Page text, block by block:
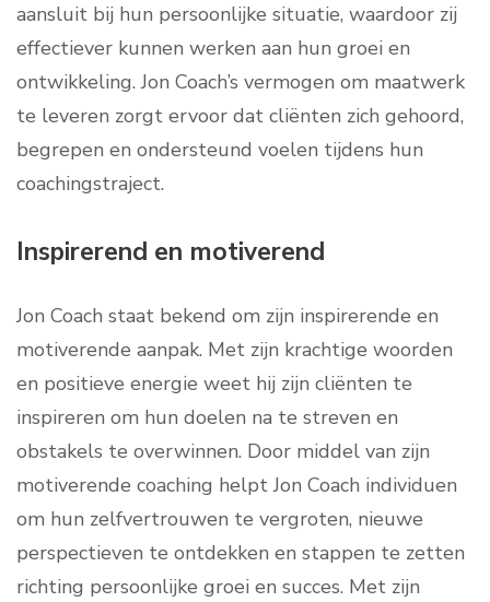
aansluit bij hun persoonlijke situatie, waardoor zij
effectiever kunnen werken aan hun groei en
ontwikkeling. Jon Coach’s vermogen om maatwerk
te leveren zorgt ervoor dat cliënten zich gehoord,
begrepen en ondersteund voelen tijdens hun
coachingstraject.
Inspirerend en motiverend
Jon Coach staat bekend om zijn inspirerende en
motiverende aanpak. Met zijn krachtige woorden
en positieve energie weet hij zijn cliënten te
inspireren om hun doelen na te streven en
obstakels te overwinnen. Door middel van zijn
motiverende coaching helpt Jon Coach individuen
om hun zelfvertrouwen te vergroten, nieuwe
perspectieven te ontdekken en stappen te zetten
richting persoonlijke groei en succes. Met zijn